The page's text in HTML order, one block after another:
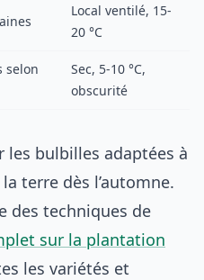
Local ventilé, 15-
20 °C
selon
Sec, 5-10 °C,
obscurité
les bulbilles adaptées à
terre dès l’automne.
des techniques de
sur la plantation
les variétés et